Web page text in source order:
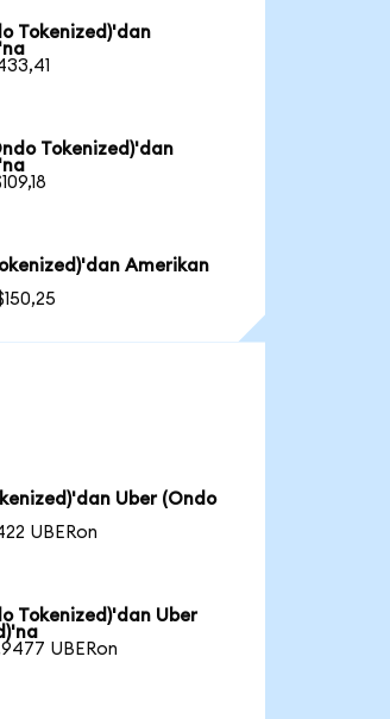
Tokenized)'dan
Tokenized)'dan
Amerikan
Uber (Ondo
UBERon
Tokenized)'dan Uber
UBERon